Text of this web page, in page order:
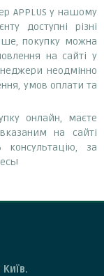
APPLUS у нашому
доступні різні
покупку можна
на сайті у
неодмінно
умов оплати та
онлайн, маєте
на сайті
за